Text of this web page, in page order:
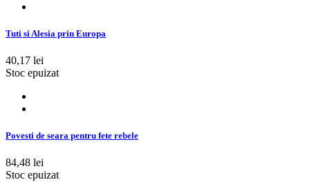
Tuti si Alesia prin Europa
40,17 lei
Stoc epuizat
Povesti de seara pentru fete rebele
84,48 lei
Stoc epuizat